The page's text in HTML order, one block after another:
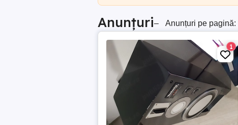
Anunțuri– Anunțuri pe pagină:
1